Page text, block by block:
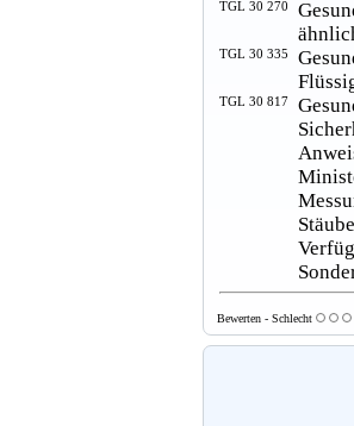
TGL 30 270
TGL 30 335
TGL 30 817
Bewerten - Schlecht